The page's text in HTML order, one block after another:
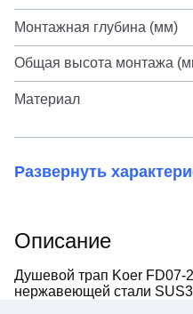
Монтажная глубина (мм)
Общая высота монтажа
Материал
Развернуть
Описание
Душевой трап Koer FD07-
нержавеющей стали